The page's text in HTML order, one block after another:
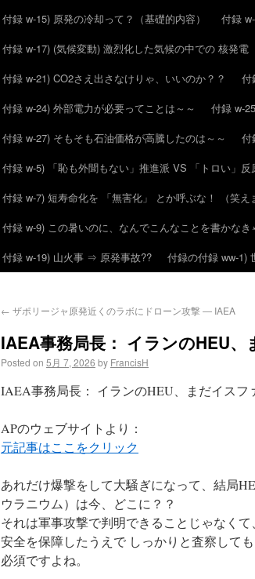
付録 w-15) 原発の冷却って？（基礎的内容）
付録
付録 w-17) (気候変動) 激烈化した気候の中での 核発電
付録 w-21) CO2さえ出さなけりゃ、いいのか？？
付
付録 w-24) 外部電力が必要ってことは～～
付録 w-
付録 w-27) そもそも石油価格が高騰したのは～～
付
付録 w-5) 「恥も外聞もない」推進派 VS 「トロい」反
付録 w-7) 短寿命化を 「無害化」 とか呼ぶな！ （笑え
付録 w-9) この暑いのに、なんでこんなことを書かなき
付録 w-19) 山火事 ⇒ 原発事故??
付録の付録 ww-1)
← ザポリージャ原発近くのラボにドローン攻撃 ― IAEA
IAEA事務局長： イランのHEU
Posted on 5月 7, 2026 by FrancisH
IAEA事務局長： イランのHEU、まだイスフ
APのウェブサイトより：
元記事はここをクリック
あれだけ爆撃をして大騒ぎになって、結局
ウラニウム）は今、どこに？？
それは軍事攻撃で判明できることじゃなく
安全を保障したうえで しっかりと査察して
必須ですよね。